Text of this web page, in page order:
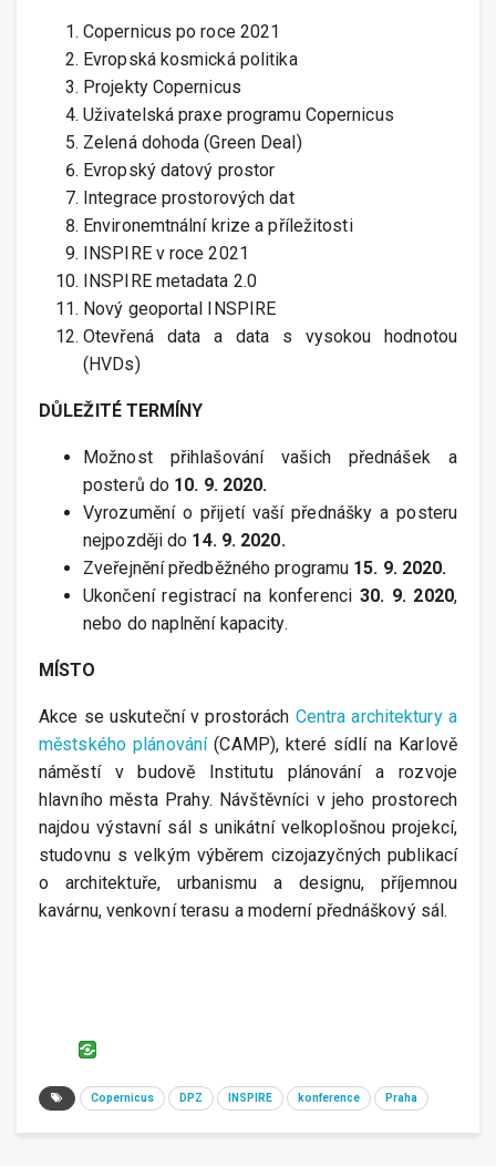
Copernicus po roce 2021
Evropská kosmická politika
Projekty Copernicus
Uživatelská praxe programu Copernicus
Zelená dohoda (Green Deal)
Evropský datový prostor
Integrace prostorových dat
Environemtnální krize a příležitosti
INSPIRE v roce 2021
INSPIRE metadata 2.0
Nový geoportal INSPIRE
Otevřená data a data s vysokou hodnotou
(HVDs)
DŮLEŽITÉ TERMÍNY
Možnost přihlašování vašich přednášek a
posterů do 10. 9. 2020.
Vyrozumění o přijetí vaší přednášky a posteru
nejpozději do 14. 9. 2020.
Zveřejnění předběžného programu 15. 9. 2020.
Ukončení registrací na konferenci 30. 9. 2020,
nebo do naplnění kapacity.
MÍSTO
Akce se uskuteční v prostorách Centra architektury a
městského plánování(CAMP), které sídlí na Karlově
náměstí v budově Institutu plánování a rozvoje
hlavního města Prahy. Návštěvníci v jeho prostorech
najdou výstavní sál s unikátní velkoplošnou projekcí,
studovnu s velkým výběrem cizojazyčných publikací
o architektuře, urbanismu a designu, příjemnou
kavárnu, venkovní terasu a moderní přednáškový sál.
Copernicus DPZ INSPIRE konference Praha